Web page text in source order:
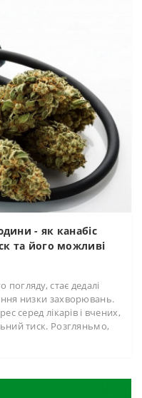
- як канабіс
та його можливі
стає дедалі
низки захворювань.
серед лікарів і вчених,
тиск. Розгляньмо,